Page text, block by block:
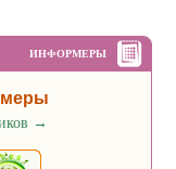
ИНФОРМЕРЫ
→